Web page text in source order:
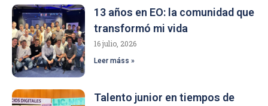
13 años en EO: la comunidad que
transformó mi vida
16 julio, 2026
Leer máss »
Talento junior en tiempos de